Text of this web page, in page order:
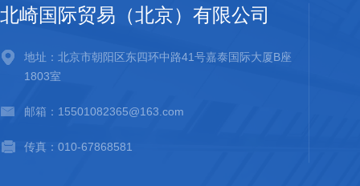
北崎国际贸易（北京）有限公司
地址：北京市朝阳区东四环中路41号嘉泰国际大厦B座
1803室
邮箱：15501082365@163.com
传真：010-67868581